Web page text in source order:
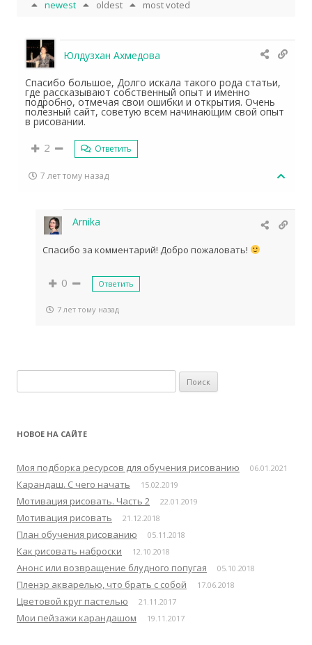
newest oldest most voted
Юлдузхан Ахмедова
Спасибо большое, Долго искала такого рода статьи,
где рассказывают собственный опыт и именно
подробно, отмечая свои ошибки и открытия. Очень
полезный сайт, советую всем начинающим свой опыт
в рисовании.
2 Ответить
7 лет тому назад
Arnika
Спасибо за комментарий! Добро пожаловать!
0 Ответить
7 лет тому назад
а
т
:
НОВОЕ НА САЙТЕ
Моя подборка ресурсов для обучения рисованию 06.01.2021
Карандаш. С чего начать 15.02.2019
Мотивация рисовать. Часть 2 22.01.2019
Мотивация рисовать 21.12.2018
План обучения рисованию 05.11.2018
Как рисовать наброски 12.10.2018
Анонс или возвращение блудного попугая 05.10.2018
Пленэр акварелью, что брать с собой 17.06.2018
Цветовой круг пастелью 21.11.2017
Мои пейзажи карандашом 19.11.2017